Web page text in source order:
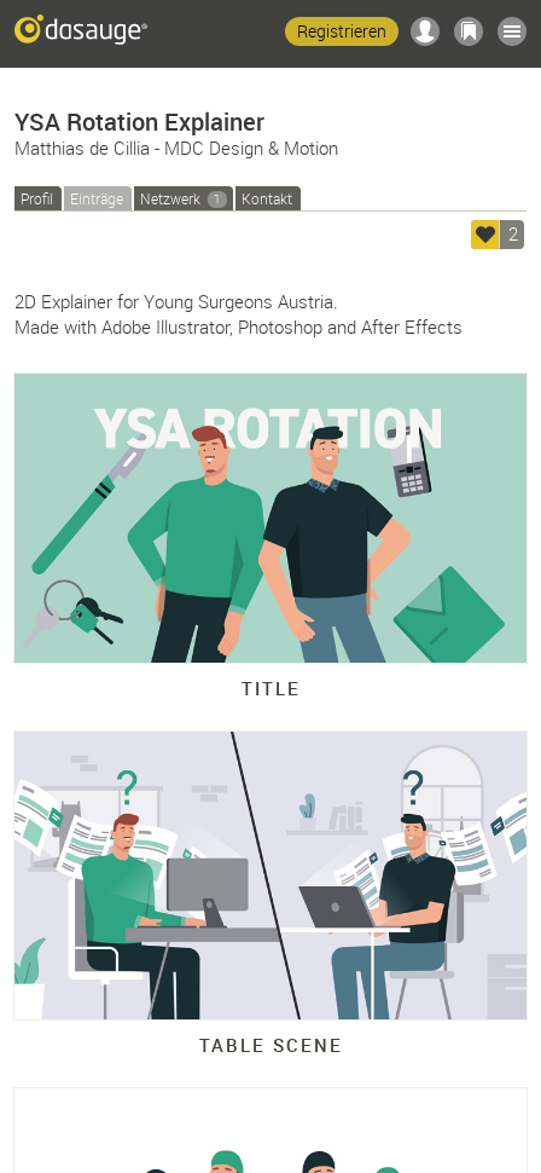
Registrieren
YSA Rotation Explainer
Matthias de Cillia - MDC Design & Motion
Profil Einträge Netzwerk 1 Kontakt
2
2D Explainer for Young Surgeons Austria.
Made with Adobe Illustrator, Photoshop and After Effects
TITLE
TABLE SCENE